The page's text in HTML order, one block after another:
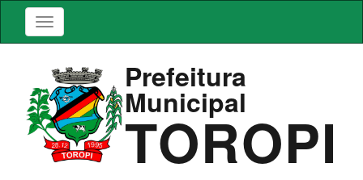
Prefeitura
Municipal
TOROPI